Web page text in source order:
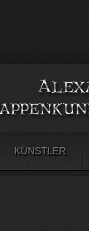
KÜNSTLER